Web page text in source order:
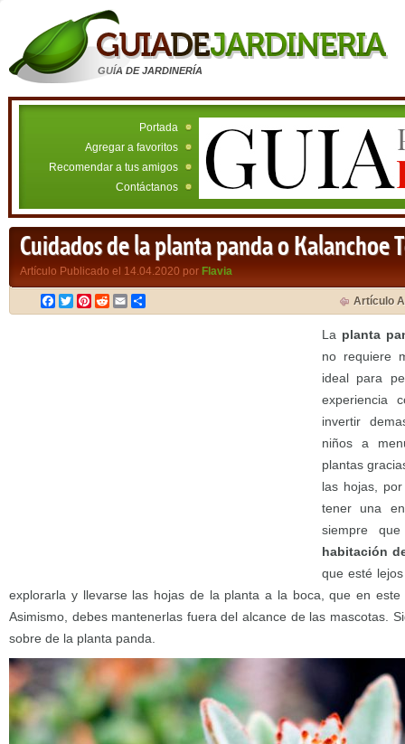
GUÍA DE JARDINERÍA
Portada
Agregar a favoritos
Recomendar a tus amigos
Contáctanos
Cuidados de la planta panda o Kalanchoe
Artículo Publicado el 14.04.2020 por Flavia
Facebook
TwitterPinterest
RedditEmail Artículo
La planta
no requiere
ideal para
experiencia
invertir
niños a
plantas
las hojas,
tener una
siempre
habitación
que esté
explorarla y llevarse las hojas de la planta a la boca, que en este
Asimismo, debes mantenerlas fuera del alcance de las mascotas.
sobre de la planta panda.